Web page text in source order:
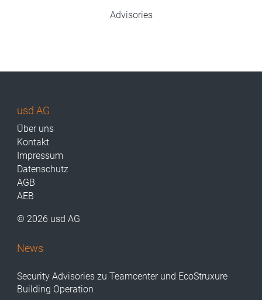
Advisories
usd AG
Über uns
Kontakt
Impressum
Datenschutz
AGB
AEB
© 2026 usd AG
News
Security Advisories zu Teamcenter und EcoStruxure
Building Operation